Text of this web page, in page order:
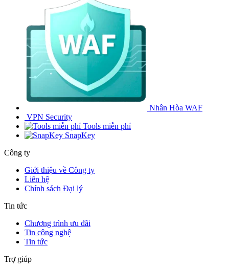
Nhân Hòa WAF
VPN Security
Tools miễn phí
SnapKey
Công ty
Giới thiệu về Công ty
Liên hệ
Chính sách Đại lý
Tin tức
Chương trình ưu đãi
Tin công nghệ
Tin tức
Trợ giúp